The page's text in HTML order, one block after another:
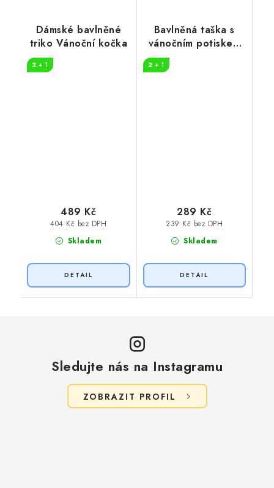
Dámské bavlněné
triko Vánoční kočka
2 + 1
Skladem
404 Kč bez DPH
489 Kč
Bavlněná taška s
vánočním potiskem
2 + 1
Skladem
239 Kč bez DPH
289 Kč
Sledujte nás na Instagramu
ZOBRAZIT PROFIL